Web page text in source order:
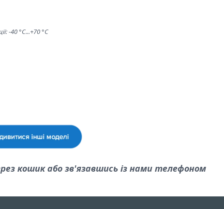
-40 °C...+70 °C
кошик або зв'язавшись із нами телефоном